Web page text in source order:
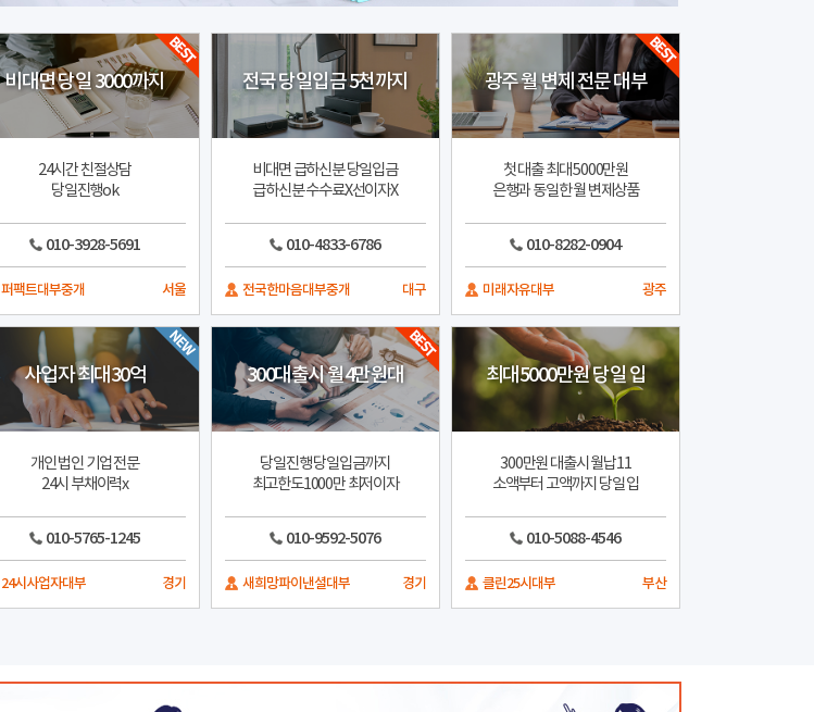
비대면 당일 3000까지
24시간 친절상담
당일진행ok
010-3928-5691
퍼팩트대부중개 서울
전국 당일입금 5천까지
비대면 급하신분 당일입금
급하신분 수수료X선이자X
010-4833-6786
전국한마음대부중개 대구
광주 월 변제 전문 대부
첫 대출 최대 5000만원
은행과 동일한 월 변제상품
010-8282-0904
미래자유대부 광주
사업자 최대30억
개인 법인 기업 전문
24시 부채이력x
010-5765-1245
24시사업자대부 경기
300대출시 월4만원대
당일진행 당일입금까지
최고한도1000만 최저이자
010-9592-5076
새희망파이낸셜대부 경기
최대5000만원 당일 입
300만원 대출시 월납11
소액부터 고액까지 당일 입
010-5088-4546
클린25시대부 부산